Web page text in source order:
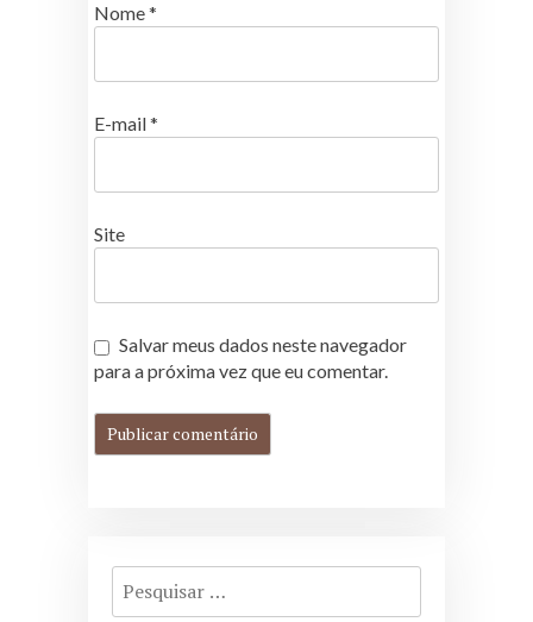
Nome*
E-mail*
Site
Salvar meus dados neste navegador
para a próxima vez que eu comentar.